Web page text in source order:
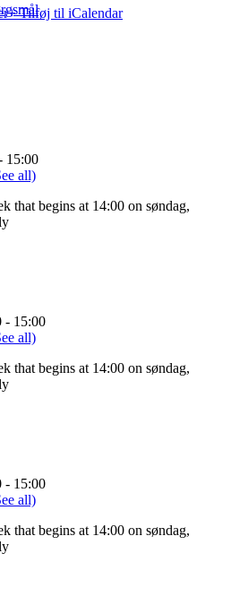
+ Tilføj til iCalendar
15:00
all)
that begins at 14:00 on søndag,
- 15:00
all)
that begins at 14:00 on søndag,
- 15:00
all)
that begins at 14:00 on søndag,